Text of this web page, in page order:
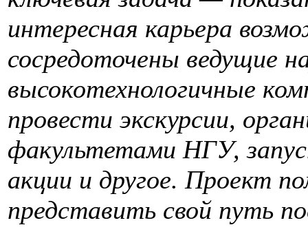
интересная карьера
сосредоточены ведущие
высокотехнологичные
провести экскурсии,
факультетами НГУ,
акции и другое. Проект
представить свой путь